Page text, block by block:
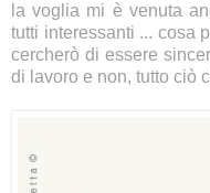
la voglia mi è venuta
tutti interessanti ... cosa
cercherò di essere
di lavoro e non, tutto ciò